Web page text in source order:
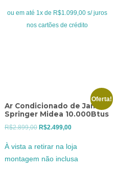
atual
ou em até 1x de R$1.099,00 s/ juros
nos cartões de crédito
Oferta!
Ar Condicionado de Janela
Springer Midea 10.000Btus
R$2.899,00 OR$2.499,00O
atual
À vista a retirar na loja
montagem não inclusa